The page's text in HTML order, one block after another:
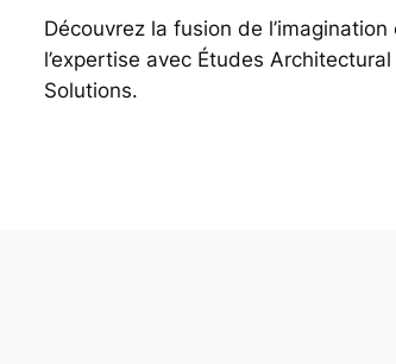
Découvrez la fusion de l’imagination
l’expertise avec Études Architectural
Solutions.